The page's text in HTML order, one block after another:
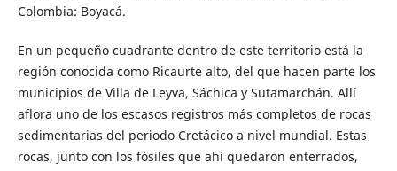
Colombia: Boyacá.
En un pequeño cuadrante dentro de este territorio está la
región conocida como Ricaurte alto, del que hacen parte los
municipios de Villa de Leyva, Sáchica y Sutamarchán. Allí
aflora uno de los escasos registros más completos de rocas
sedimentarias del periodo Cretácico a nivel mundial. Estas
rocas, junto con los fósiles que ahí quedaron enterrados,